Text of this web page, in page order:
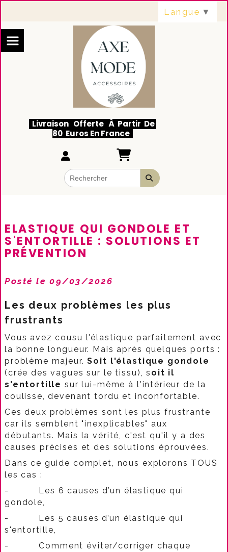
Livraison Offerte À Partir De
80 Euros En France
ELASTIQUE QUI GONDOLE ET
S'ENTORTILLE : SOLUTIONS ET
PRÉVENTION
Posté le 09/03/2026
Les deux problèmes les plus
frustrants
Vous avez cousu l'élastique parfaitement avec
la bonne longueur. Mais après quelques ports :
problème majeur.Soit l'élastique gondole
(crée des vagues sur le tissu), s oit il
s'entortillesur lui-même à l'intérieur de la
coulisse, devenant tordu et inconfortable.​
Ces deux problèmes sont les plus frustrante
car ils semblent "inexplicables" aux
débutants. Mais la vérité, c'est qu'il y a des
causes précises et des solutions éprouvées.​
Dans ce guide complet, nous explorons TOUS
les cas :
-
Les 6 causes d’un élastique qui
gondole,
-
Les 5 causes d’un élastique qui
s'entortille,
-
Comment éviter/corriger chaque
Langue ▼
Panneau de gestion des cookies